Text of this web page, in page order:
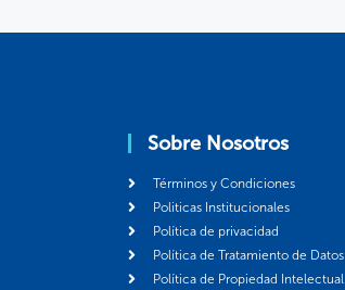
Sobre Nosotros
Términos y Condiciones
Politicas Institucionales
Política de privacidad
Política de Tratamiento de Datos
Política de Propiedad Intelectual